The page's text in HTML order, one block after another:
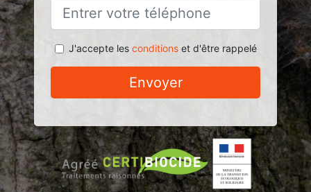
J'accepte les conditionset d'être rappelé
Envoyer